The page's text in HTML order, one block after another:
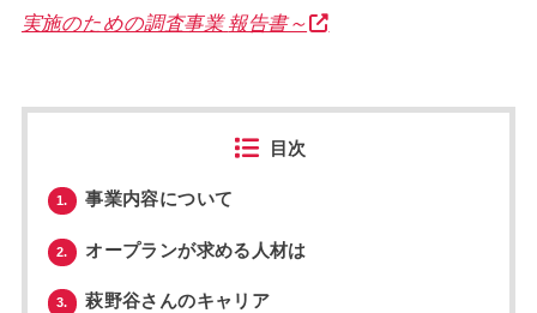
実施のための調査事業 報告書～
目次
1. 事業内容について
2. オープランが求める人材は
3. 萩野谷さんのキャリア